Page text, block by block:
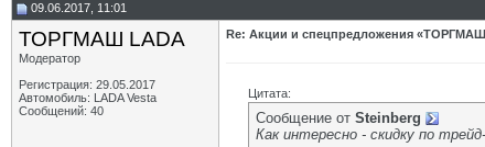
09.06.2017, 11:01
ТОРГМАШ LADA
Модератор
Регистрация: 29.05.2017
Автомобиль: LADA Vesta
Сообщений: 40
Re: Акции и спецпредложения
Цитата:
Сообщение от Steinberg
Как интересно - скидку по